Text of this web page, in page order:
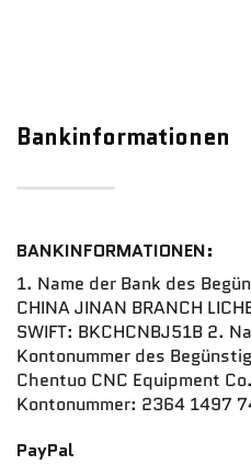
Nachrichten
Bankinformationen
BANKINFORMATIONEN:
1. Name der Bank des
CHINA JINAN BRANCH
SWIFT: BKCHCNBJ51B 2.
Kontonummer des
Chentuo CNC Equipment
Kontonummer: 2364 1497
PayPal